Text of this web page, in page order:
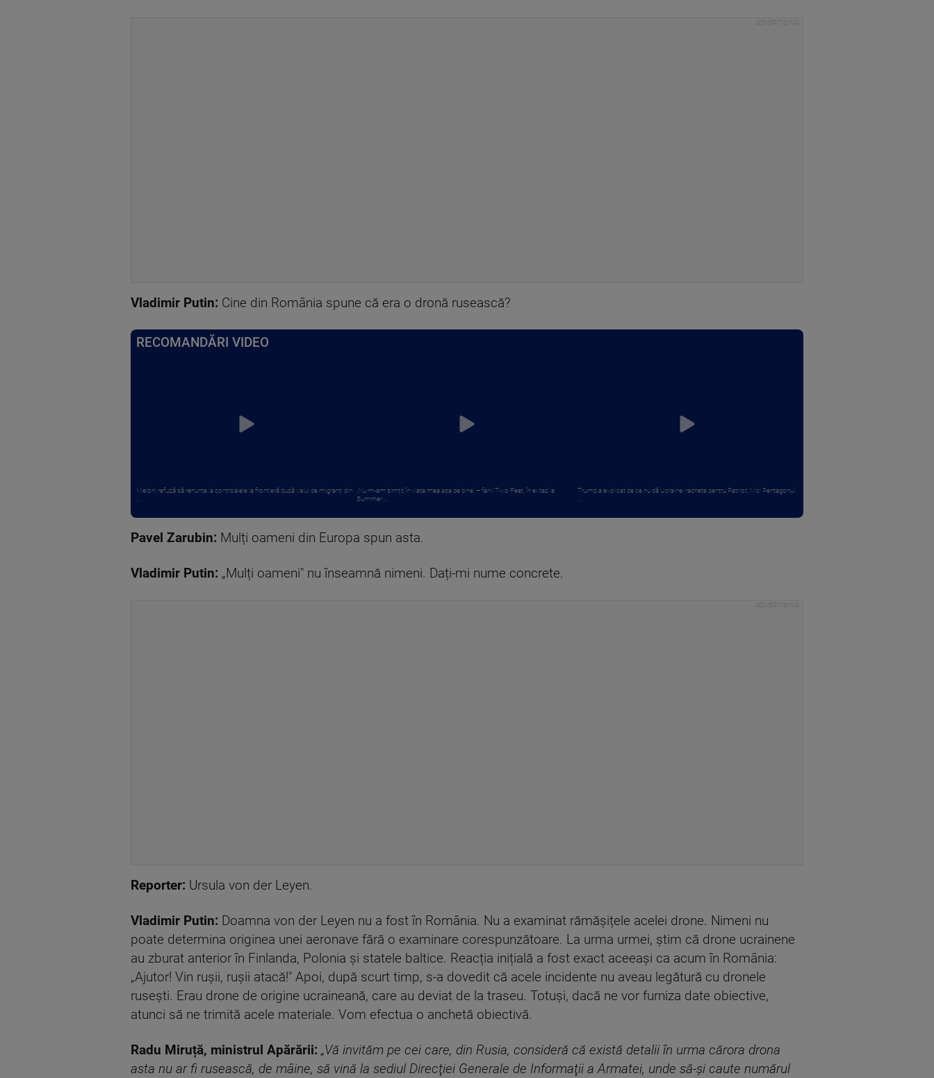
Vladimir Putin: Cine din România spune că era o dronă rusească?
RECOMANDĂRI VIDEO
Meloni refuză să renunțe la controalele la frontieră după valul de migranți din „Nu m-am simțit în viața mea așa de bine” – fanii Two Feet, în extaz la
Summer ...
Trump a explicat de ce nu dă Ucrainei rachete pentru Patriot: Nici Pentagonul
Pavel Zarubin: Mulți oameni din Europa spun asta.
Vladimir Putin: „Mulți oameni" nu înseamnă nimeni. Dați-mi nume concrete.
Reporter: Ursula von der Leyen.
Vladimir Putin: Doamna von der Leyen nu a fost în România. Nu a examinat rămășițele acelei drone. Nimeni nu
poate determina originea unei aeronave fără o examinare corespunzătoare. La urma urmei, știm că drone ucrainene
au zburat anterior în Finlanda, Polonia și statele baltice. Reacția inițială a fost exact aceeași ca acum în România:
„Ajutor! Vin rușii, rușii atacă!" Apoi, după scurt timp, s-a dovedit că acele incidente nu aveau legătură cu dronele
rusești. Erau drone de origine ucraineană, care au deviat de la traseu. Totuși, dacă ne vor furniza date obiective,
atunci să ne trimită acele materiale. Vom efectua o anchetă obiectivă.
Radu Miruță, ministrul Apărării: „Vă invităm pe cei care, din Rusia, consideră că există detalii în urma cărora drona
asta nu ar fi rusească, de mâine, să vină la sediul Direcţiei Generale de Informaţii a Armatei, unde să-şi caute numărul